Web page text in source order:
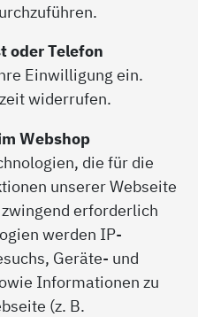
oder Telefon
Einwilligung ein.
widerrufen.
Webshop
die für die
unserer Webseite
erforderlich
werden IP-
Geräte- und
Informationen zu
(z. B.